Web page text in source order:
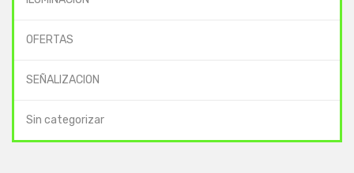
OFERTAS
SEÑALIZACION
Sin categorizar